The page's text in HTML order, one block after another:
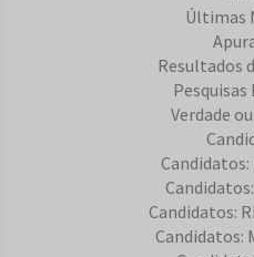
Últimas
Resultados
Verdade
Candidatos:
Candidatos: